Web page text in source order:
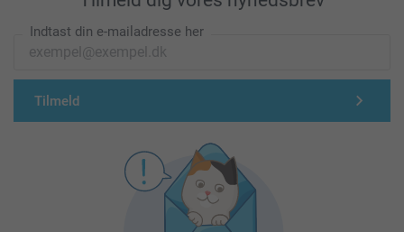
Indtast din e-mailadresse her
Tilmeld